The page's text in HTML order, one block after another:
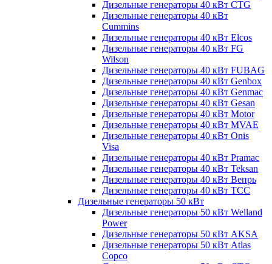
Дизельные генераторы 40 кВт CTG
Дизельные генераторы 40 кВт
Cummins
Дизельные генераторы 40 кВт Elcos
Дизельные генераторы 40 кВт FG
Wilson
Дизельные генераторы 40 кВт FUBAG
Дизельные генераторы 40 кВт Genbox
Дизельные генераторы 40 кВт Genmac
Дизельные генераторы 40 кВт Gesan
Дизельные генераторы 40 кВт Motor
Дизельные генераторы 40 кВт MVAE
Дизельные генераторы 40 кВт Onis
Visa
Дизельные генераторы 40 кВт Pramac
Дизельные генераторы 40 кВт Teksan
Дизельные генераторы 40 кВт Вепрь
Дизельные генераторы 40 кВт ТСС
Дизельные генераторы 50 кВт
Дизельные генераторы 50 кВт Welland
Power
Дизельные генераторы 50 кВт AKSA
Дизельные генераторы 50 кВт Atlas
Copco